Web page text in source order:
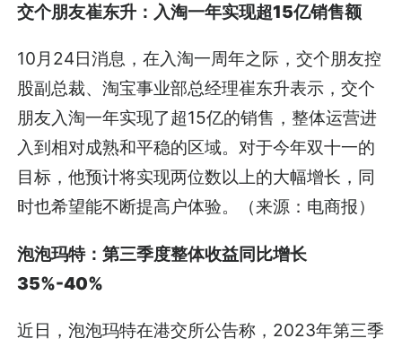
交个朋友崔东升：入淘一年实现超15亿销售额
10月24日消息，在入淘一周年之际，交个朋友控
股副总裁、淘宝事业部总经理崔东升表示，交个
朋友入淘一年实现了超15亿的销售，整体运营进
入到相对成熟和平稳的区域。对于今年双十一的
目标，他预计将实现两位数以上的大幅增长，同
时也希望能不断提高户体验。（来源：电商报）
泡泡玛特：第三季度整体收益同比增长
35%-40%
近日，泡泡玛特在港交所公告称，2023年第三季